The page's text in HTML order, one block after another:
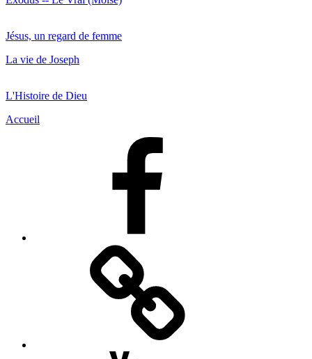
Jésus, un regard de femme
La vie de Joseph
L'Histoire de Dieu
Accueil